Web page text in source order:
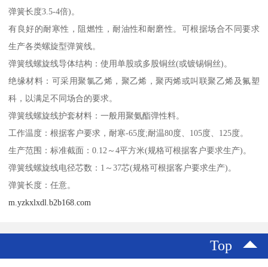
弹簧长度3.5-4倍)。
有良好的耐寒性，阻燃性，耐油性和耐磨性。可根据场合不同要求
生产各类螺旋型弹簧线。
弹簧线螺旋线导体结构：使用单股或多股铜丝(或镀锡铜丝)。
绝缘材料：可采用聚氯乙烯，聚乙烯，聚丙烯或叫联聚乙烯及氟塑
科，以满足不同场合的要求。
弹簧线螺旋线护套材料：一般用聚氨酯弹性料。
工作温度：根据客户要求，耐寒-65度;耐温80度、105度、125度。
生产范围：标准截面：0.12～4平方米(规格可根据客户要求生产)。
弹簧线螺旋线电径芯数：1～37芯(规格可根据客户要求生产)。
弹簧长度：任意。
m.yzkxlxdl.b2b168.com
Top